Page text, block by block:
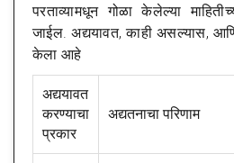
परताव्यामधून गोळा केलेल्या
जाईल. अद्ययावत, काही असल्यास,
केला आहे
अद्ययावत
करण्याचा
प्रकार
अद्यतनाचा परिणाम